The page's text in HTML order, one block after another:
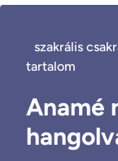
szakrális
tartalom
Anamé